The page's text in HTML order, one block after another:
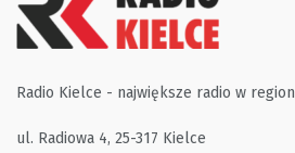
Radio Kielce - największe radio w
ul. Radiowa 4, 25-317 Kielce